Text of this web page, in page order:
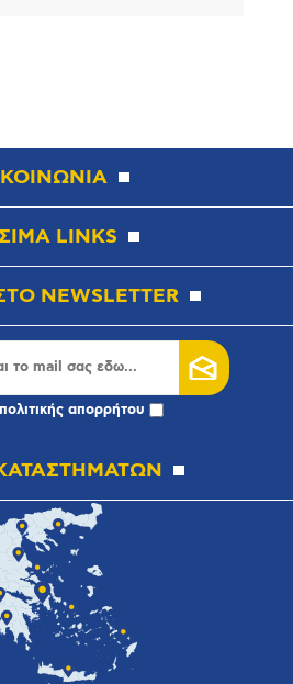
LINKS
NEWSLETTER
πολιτικής απορρήτου